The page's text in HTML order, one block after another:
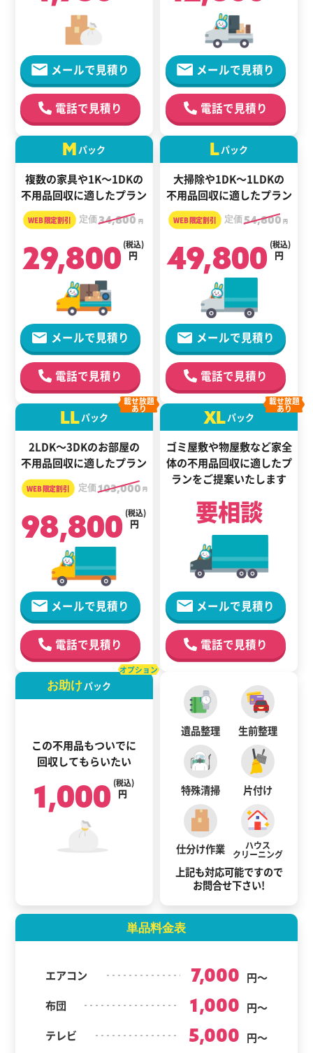
メールで見積り
電話で見積り
メールで見積り
電話で見積り
M パック
複数の家具や1K～1DKの
不用品回収に適したプラン
定価34,800 円
29,800 円
(税込)
メールで見積り
電話で見積り
Lパック
大掃除や1DK～1LDKの
不用品回収に適したプラン
定価54,800 円
49,800 円
(税込)
メールで見積り
電話で見積り
LLパック
2LDK～3DKのお部屋の
不用品回収に適したプラン
載せ放題
あり
定価103,000 円
98,800 円
(税込)
メールで見積り
電話で見積り
XLパック
ゴミ屋敷や物屋敷など家全
体の不用品回収に適したプ
ランをご提案いたします
載せ放題
あり
要相談
メールで見積り
電話で見積り
お助けパック
この不用品もついでに
回収してもらいたい
オプション
1,000 円
(税込)
遺品整理 生前整理
特殊清掃 片付け
仕分け作業 ハウス
クリーニング
上記も対応可能ですので
お問合せ下さい!
単品料金表
エアコン 7,000 円～
布団
1,000 円～
テレビ
5,000 円～